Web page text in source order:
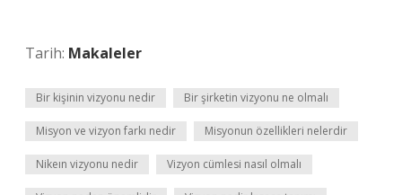
Tarih: Makaleler
Bir kişinin vizyonu nedir Bir şirketin vizyonu ne olmalı
Misyon ve vizyon farkı nedir Misyonun özellikleri nelerdir
Nikeın vizyonu nedir Vizyon cümlesi nasıl olmalı